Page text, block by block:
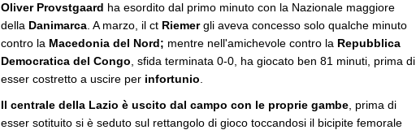
Oliver Provstgaard ha esordito dal primo minuto con la Nazionale maggiore
della Danimarca . A marzo, il ct Riemergli aveva concesso solo qualche minuto
contro la Macedonia del Nord; mentre nell'amichevole contro la Repubblica
Democratica del Congo , sfida terminata 0-0, ha giocato ben 81 minuti, prima di
esser costretto a uscire per infortunio
Il centrale della Lazio è uscito dal campo con le proprie gambe , prima di
esser sotituito si è seduto sul rettangolo di gioco toccandosi il bicipite femorale